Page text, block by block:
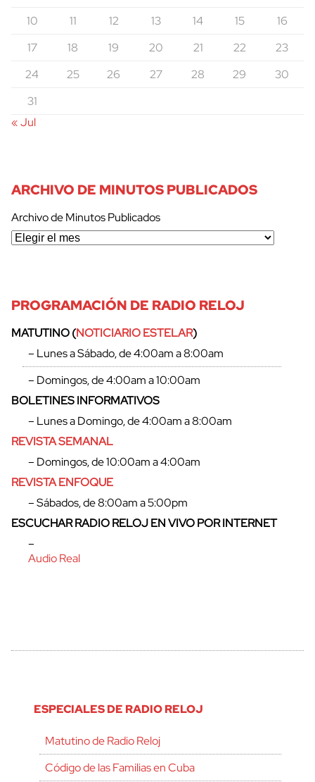
10
11 12 13 14 15
16
17
18 19 20 21 22
23
24
25 26 27 28 29
30
31
« Jul
ARCHIVO DE MINUTOS PUBLICADOS
Archivo de Minutos Publicados
PROGRAMACIÓN DE RADIO RELOJ
MATUTINO (NOTICIARIO ESTELAR)
– Lunes a Sábado, de 4:00am a 8:00am
– Domingos, de 4:00am a 10:00am
BOLETINES INFORMATIVOS
– Lunes a Domingo, de 4:00am a 8:00am
REVISTA SEMANAL
– Domingos, de 10:00am a 4:00am
REVISTA ENFOQUE
– Sábados, de 8:00am a 5:00pm
ESCUCHAR RADIO RELOJ EN VIVO POR INTERNET
–
Audio Real
ESPECIALES DE RADIO RELOJ
Matutino de Radio Reloj
Código de las Familias en Cuba